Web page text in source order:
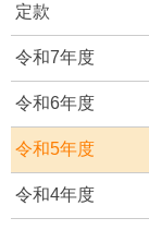
定款
令和7年度
令和6年度
令和5年度
令和4年度